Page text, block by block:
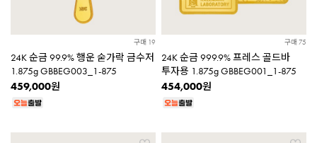
구매 19
24K 순금 99.9% 행운 숟가락 금수저
1.875g GBBEG003_1-875
459,000원
구매 75
24K 순금 999.9% 프레스 골드바
투자용 1.875g GBBEG001_1-875
454,000원